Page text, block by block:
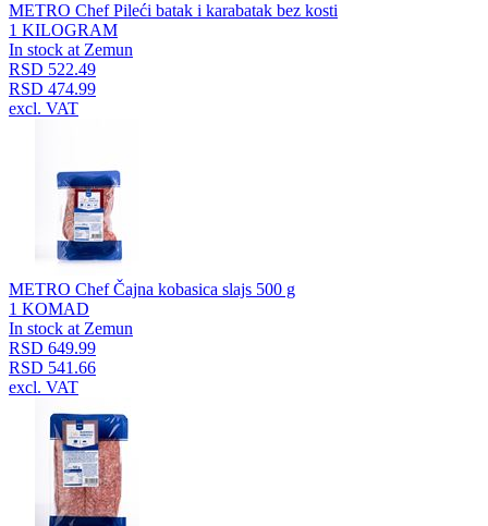
METRO Chef Pileći batak i karabatak bez kosti
1 KILOGRAM
In stock at Zemun
RSD 522.49
RSD 474.99
excl. VAT
METRO Chef Čajna kobasica slajs 500 g
1 KOMAD
In stock at Zemun
RSD 649.99
RSD 541.66
excl. VAT